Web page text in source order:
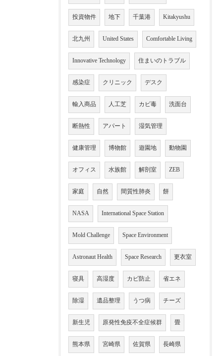
投資物件 地下 千葉港 Kitakyushu
北九州 United States Comfortable Living
Innovative Technology 住まいのトラブル
感染症 クリニック デスク
輸入商品 人工芝 カビ毒 洗面台
断熱性 アパート 湿気管理
健康管理 博物館 遊園地 動物園
オフィス 水族館 解剖室 ZEB
家庭 自然 間質性肺炎 餅
NASA International Space Station
Mold Challenge Space Environment
Astronaut Health Space Research 更衣室
寝具 高湿度 カビ防止 省エネ
除湿 遺品整理 うつ病 チーズ
新生児 原発性免疫不全症候群 畳
熊本県 宮崎県 佐賀県 長崎県